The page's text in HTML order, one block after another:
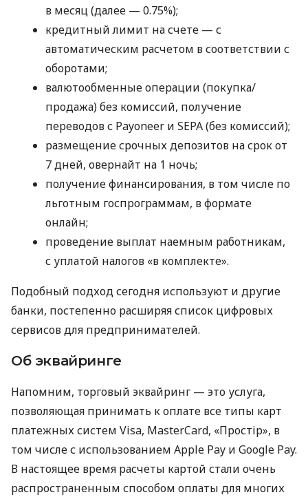
в месяц (далее — 0.75%);
кредитный лимит на счете — с
автоматическим расчетом в соответствии с
оборотами;
валютообменные операции (покупка/
продажа) без комиссий, получение
переводов с Payoneer и SEPA (без комиссий);
размещение срочных депозитов на срок от
7 дней, овернайт на 1 ночь;
получение финансирования, в том числе по
льготным госпрограммам, в формате
онлайн;
проведение выплат наемным работникам,
с уплатой налогов «в комплекте».
Подобный подход сегодня используют и другие
банки, постепенно расширяя список цифровых
сервисов для предпринимателей.
Об эквайринге
Напомним, торговый эквайринг — это услуга,
позволяющая принимать к оплате все типы карт
платежных систем Visa, MasterCard, «Простір», в
том числе с использованием Apple Pay и Google Pay.
В настоящее время расчеты картой стали очень
распространенным способом оплаты для многих